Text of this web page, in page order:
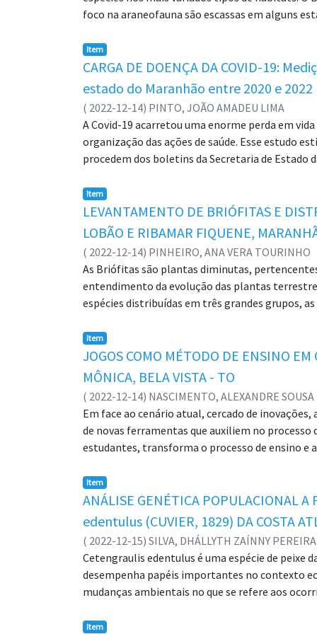
maioria dos registros foi de aranhas
(armadeira) foram identificados. O presente
registro de um número significativo de espécies
Palavras-chave: Araneofauna; Interesse
foco na araneofauna são escassas em alguns
riqueza e composição da comunidade de
de coleta demarcados e distribuídos em áreas
30x10m. Foram obtidas 03 (três) amostras por
higrômetro e a profundidade da serapilheira
representados somente por indivíduos jovens e
mais abundantes foram: Salticidae (n=104),
Foram registradas 33 espécies/morfoespécies
relativa de 52,3% a 81,2%. A correlação de
Winkler.
Item
CARGA DE DOENÇA DA COVID-19:
estado do Maranhão entre 2020 e 2022
( 2022-12-14) PINTO, JOÃO AMADEU LIMA
A Covid-19 acarretou uma enorme perda em
organização das ações de saúde. Esse estudo
procedem dos boletins da Secretaria de Estado
usadas duas distribuições: faixas etárias de 10
mortalidade de 0,15% (151,73 mortes por 100
nisso obteve-se uma estimativa de 97.803,98
resultados põe a Covid-19 em altíssimo
em 2019. Esses valores, além da escassez de
suas sequelas a longo prazo esforços
epidemiológicos; Peso de doença; Covid-19.
Item
LEVANTAMENTO DE BRIÓFITAS E
LOBÃO E RIBAMAR FIQUENE,
( 2022-12-14) PINHEIRO, ANA VERA TOURINHO
As Briófitas são plantas diminutas,
entendimento da evolução das plantas
espécies distribuídas em três grandes grupos,
biomas. O domínio fitogeográfico do Cerrado,
existem lacunas nessa biodiversidade,
presente projeto tem como principal objetivo, o
coletas foram realizadas durante expedições
analisados um total de 67 espécimes, que
espécies, na qual 2 são novas ocorrências para
Palavras-chave: Taxonomia; Bryophyta;
Item
JOGOS COMO MÉTODO DE ENSINO
MÔNICA, BELA VISTA - TO
( 2022-12-14) NASCIMENTO, ALEXANDRE SOUSA
Em face ao cenário atual, cercado de
de novas ferramentas que auxiliem no processo
estudantes, transforma o processo de ensino e
forma na construção de descobertas,
aproximação entre o professor e o aluno no
como ferramenta auxiliadora do processo de
Municipal Turma da Mônica em Bela Vista,
participação de alunos do 6° e 9° ano do
necessidade expressada por cada conteúdo
jogos aplicados se fizeram eficientes e
aprendizagem. Portanto, visto toda a
Item
ANÁLISE GENÉTICA POPULACIONAL
edentulus (CUVIER, 1829) DA COSTA
( 2022-12-15) SILVA, DHÁLLYTH ZAÍNNY PEREIRA
Cetengraulis edentulus é uma espécie de peixe
desempenha papéis importantes no contexto
mudanças ambientais no que se refere aos
suma importância para fornecer informações
Item